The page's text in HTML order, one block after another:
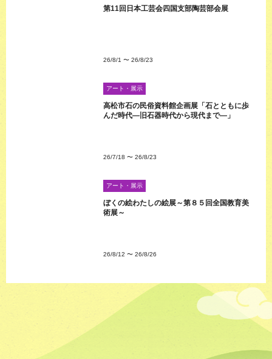
第11回日本工芸会四国支部陶芸部会展
26/8/1 〜 26/8/23
アート・展示
高松市石の民俗資料館企画展「石とともに歩
んだ時代―旧石器時代から現代まで―」
26/7/18 〜 26/8/23
アート・展示
ぼくの絵わたしの絵展～第８５回全国教育美
術展～
26/8/12 〜 26/8/26